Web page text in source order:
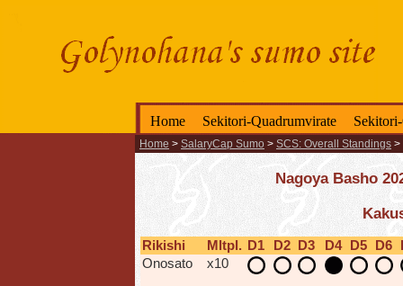
Home Sekitori-Quadrumvirate
Home > SalaryCap Sumo > SCS: Overall Standings >
Nagoya Basho
Rikishi Mltpl. D1 D2 D3 D4 D5 D6
Onosato
x10